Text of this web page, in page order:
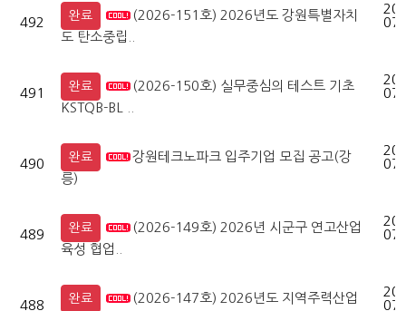
492 완료
(2026-151호) 2026년도 강원특별자치
도 탄소중립..
491 완료
(2026-150호) 실무중심의 테스트 기초
KSTQB-BL ..
490 완료
강원테크노파크 입주기업 모집 공고(강
릉)
489 완료
(2026-149호) 2026년 시군구 연고산업
육성 협업..
488 완료
(2026-147호) 2026년도 지역주력산업